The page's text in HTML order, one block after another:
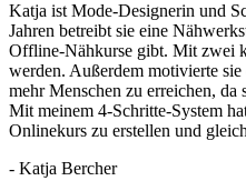
Katja ist Mode-Designerin und
Jahren betreibt sie eine
Offline-Nähkurse gibt. Mit zwei
werden. Außerdem motivierte
mehr Menschen zu erreichen,
Mit meinem 4-Schritte-System
Onlinekurs zu erstellen und
- Katja Bercher